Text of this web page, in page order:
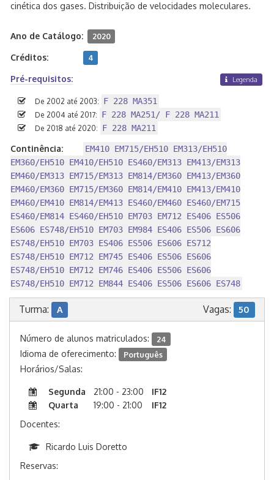
cinética dos gases. Distribuição de velocidades moleculares.
Ano de Catálogo: 2020
Créditos: 4
Pré-requisitos: Legenda
De 2002 até 2003: F 228 MA351
De 2004 até 2017: F 228 MA251/ F 228 MA211
De 2018 até 2020: F 228 MA211
Continência:
EM410 EM715/EH510 EM313/EH510
EM360/EH510 EM410/EH510 ES460/EM313 EM413/EM313
EM460/EM313 EM715/EM313 EM814/EM360 EM413/EM360
EM460/EM360 EM715/EM360 EM814/EM410 EM413/EM410
EM460/EM410 EM814/EM413 ES460/EM460 ES460/EM715
ES460/EM814 ES460/EH510 EM703 EM712 ES406 ES506
ES606 ES748/EH510 EM703 EM984 ES406 ES506 ES606
ES748/EH510 EM703 ES406 ES506 ES606 ES712
ES748/EH510 EM712 EM745 ES406 ES506 ES606
ES748/EH510 EM712 EM746 ES406 ES506 ES606
ES748/EH510 EM712 EM844 ES406 ES506 ES606 ES748
Turma: A Vagas: 50
Número de alunos matriculados: 24
Idioma de oferecimento: Português
Horários/Salas:
Segunda 21:00 - 23:00
IF12
Quarta
19:00 - 21:00
IF12
Docentes:
Ricardo Luis Doretto
Reservas: